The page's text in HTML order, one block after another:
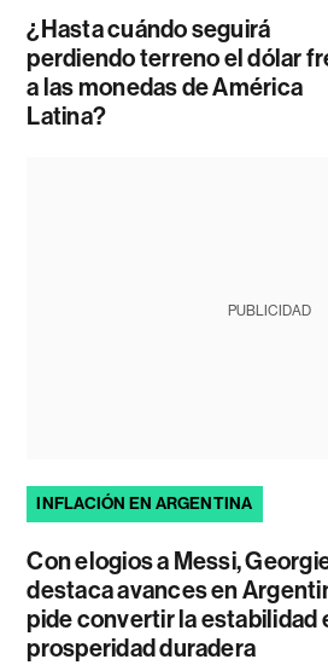
¿Hasta cuándo seguirá
perdiendo terreno el dólar
a las monedas de América
Latina?
PUBLICIDAD
INFLACIÓN EN ARGENTINA
Con elogios a Messi,
destaca avances en
pide convertir la estabilidad
prosperidad duradera